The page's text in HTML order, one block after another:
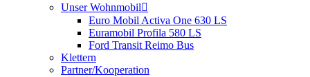
Unser Wohnmobil
Euro Mobil Activa One 630 LS
Euramobil Profila 580 LS
Ford Transit Reimo Bus
Klettern
Partner/Kooperation